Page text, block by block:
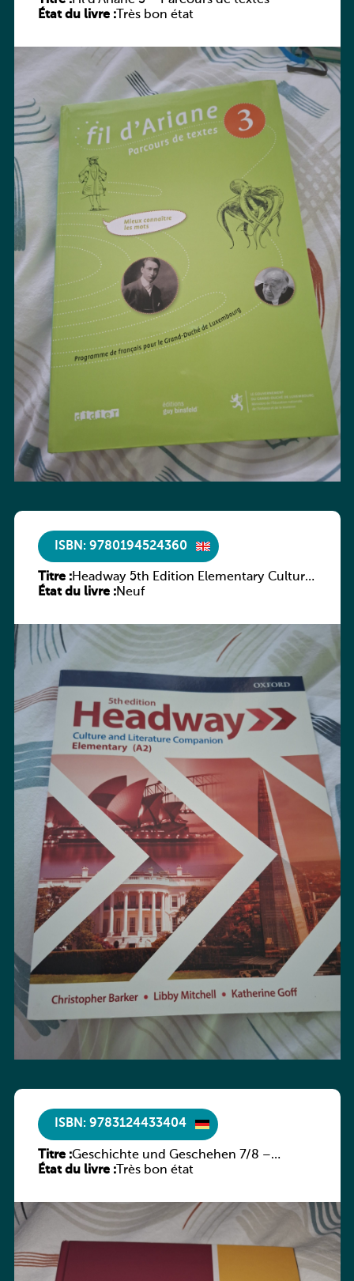
État du livre :Très bon état
ISBN: 9780194524360
Titre :Headway 5th Edition Elementary Culture
and Literature Companion
État du livre :Neuf
ISBN: 9783124433404
Titre :Geschichte und Geschehen 7/8 –
Rheinland-Pfalz
État du livre :Très bon état